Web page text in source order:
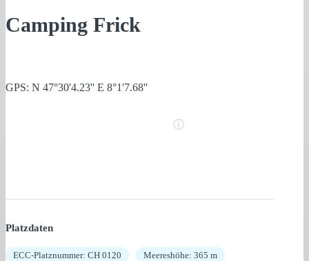
Camping Frick
GPS: N 47°30'4.23'' E 8°1'7.68''
Platzdaten
ECC-Platznummer: CH 0120 Meereshöhe: 365 m